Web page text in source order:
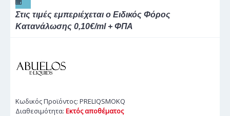
Στις τιμές εμπεριέχεται ο Ειδικός Φόρος
Κατανάλωσης 0,10€/ml + ΦΠΑ
Κωδικός Προϊόντος: PRELIQSMOKQ
Διαθεσιμότητα: Εκτός αποθέματος